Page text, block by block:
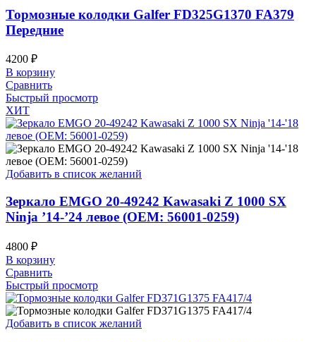
Тормозные колодки Galfer FD325G1370 FA379
Передние
4200 ₽
В корзину
Сравнить
Быстрый просмотр
ХИТ
Добавить в список желаний
Зеркало EMGO 20-49242 Kawasaki Z 1000 SX
Ninja ’14-’24 левое (OEM: 56001-0259)
4800 ₽
В корзину
Сравнить
Быстрый просмотр
Добавить в список желаний